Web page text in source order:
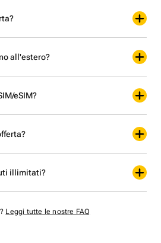
all'estero?
eSIM?
illimitati?
Leggi tutte le nostre FAQ